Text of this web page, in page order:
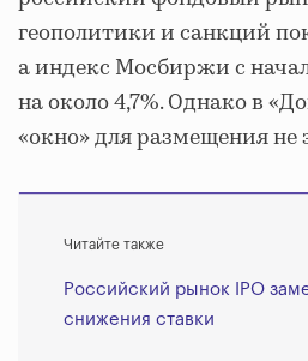
геополитики и санкций
а индекс Мосбиржи с
на около 4,7%. Однако в
«окно» для размещения не
Читайте также
Российский рынок IPO
снижения ставки